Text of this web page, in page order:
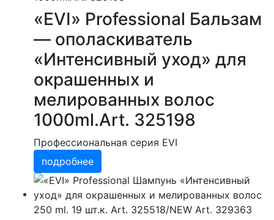
«EVI» Professional Бальзам
— ополаскиватель
«Интенсивный уход» для
окрашенных и
мелированных волос
1000ml.Art. 325198
Профессиональная серия EVI
подробнее